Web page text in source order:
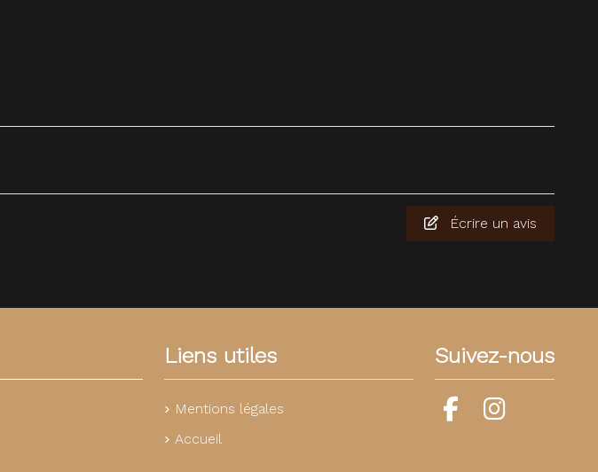
Écrire un avis
Liens utiles
Mentions légales
Accueil
Suivez-nous